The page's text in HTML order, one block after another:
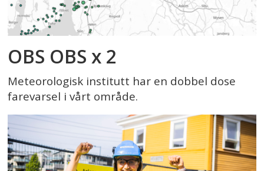
OBS OBS x 2
Meteorologisk institutt har en dobbel dose
farevarsel i vårt område.